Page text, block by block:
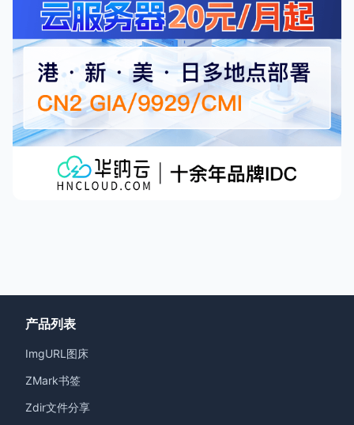
产品列表
ImgURL图床
ZMark书签
Zdir文件分享